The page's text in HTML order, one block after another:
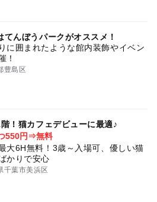
てんぼうパークがオススメ！
に囲まれたような館内装飾やイベン
！
豊島区
！猫カフェデビューに最適♪
550円⇒無料
大6H無料！3歳～入場可、優しい猫
かりで安心
千葉市美浜区